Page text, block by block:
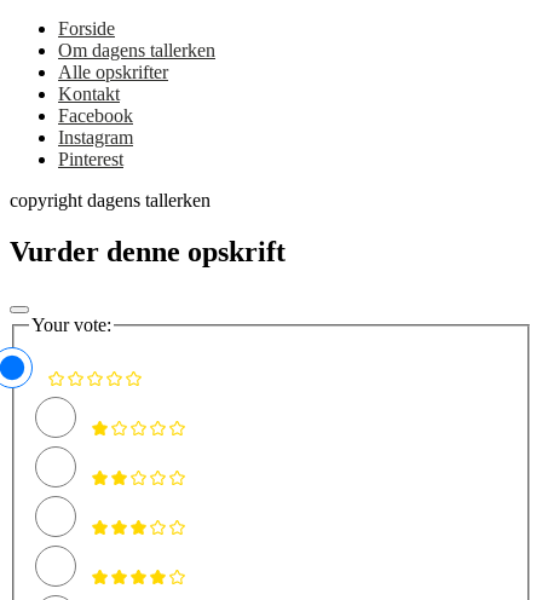
Forside
Om dagens tallerken
Alle opskrifter
Kontakt
Facebook
Instagram
Pinterest
copyright dagens tallerken
Vurder denne opskrift
Your vote: